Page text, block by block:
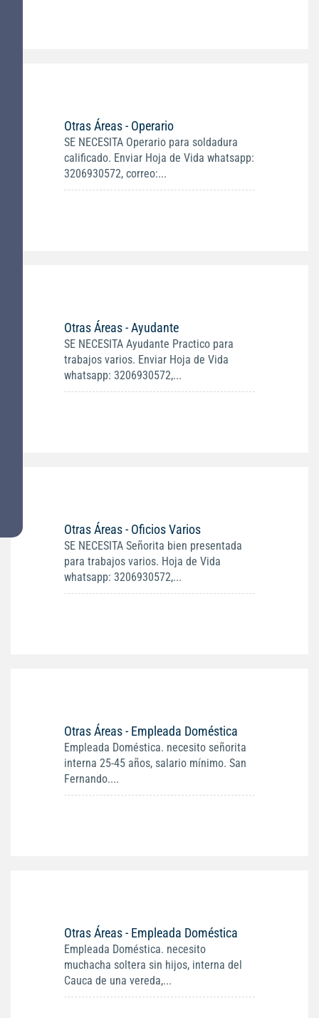
Otras Áreas - Operario
SE NECESITA Operario para soldadura
calificado. Enviar Hoja de Vida whatsapp:
3206930572, correo:...
Otras Áreas - Ayudante
SE NECESITA Ayudante Practico para
trabajos varios. Enviar Hoja de Vida
whatsapp: 3206930572,...
Otras Áreas - Oficios Varios
SE NECESITA Señorita bien presentada
para trabajos varios. Hoja de Vida
whatsapp: 3206930572,...
Otras Áreas - Empleada Doméstica
Empleada Doméstica. necesito señorita
interna 25-45 años, salario mínimo. San
Fernando....
Otras Áreas - Empleada Doméstica
Empleada Doméstica. necesito
muchacha soltera sin hijos, interna del
Cauca de una vereda,...